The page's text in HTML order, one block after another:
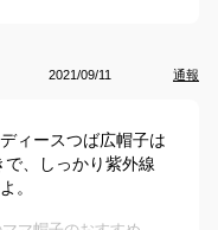
2021/09/11 通報
ィースつば広帽子は
、しっかり紫外線
。